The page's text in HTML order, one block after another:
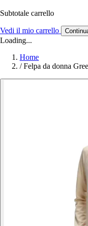
Subtotale carrello
Vedi il mio carrello
Loading...
Home
/ Felpa da donna